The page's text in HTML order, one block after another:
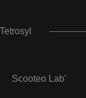
Scooteo Lab'